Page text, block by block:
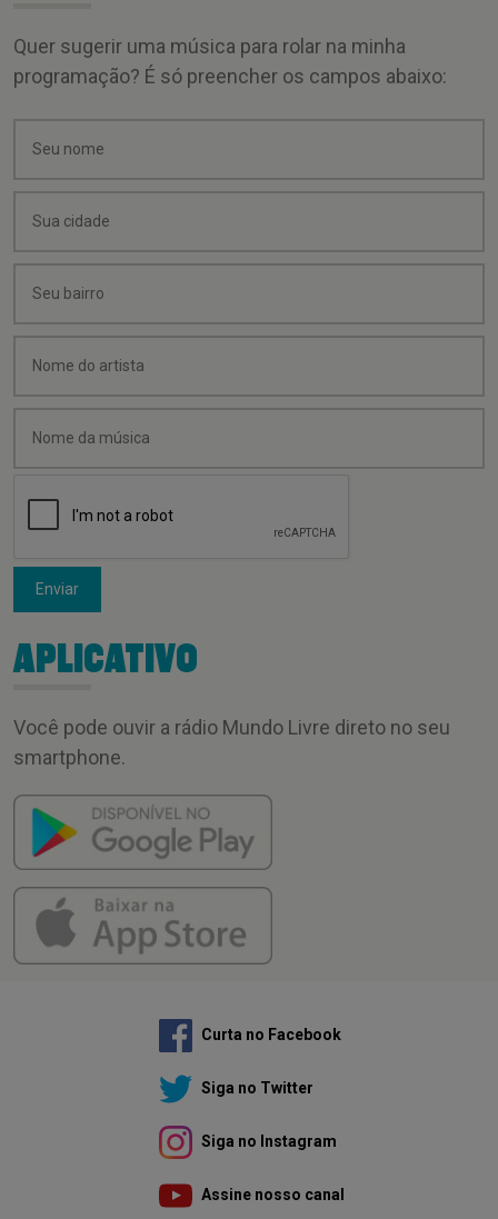
Quer sugerir uma música para rolar na minha
programação? É só preencher os campos abaixo:
Enviar
APLICATIVO
Você pode ouvir a rádio Mundo Livre direto no seu
smartphone.
Curta no Facebook
Siga no Twitter
Siga no Instagram
Assine nosso canal